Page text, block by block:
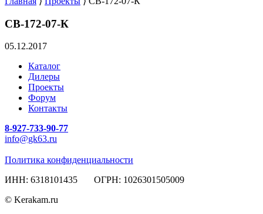
СВ-172-07-К
05.12.2017
Каталог
Дилеры
Проекты
Форум
Контакты
8-927-733-90-77
info@gk63.ru
Политика конфиденциальности
ИНН: 6318101435 ОГРН: 1026301505009
© Kerakam.ru